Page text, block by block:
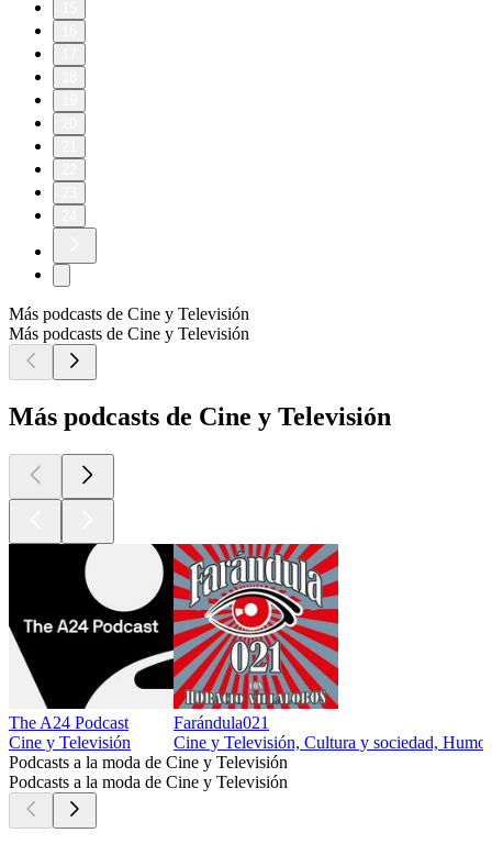
Más podcasts de Cine y Televisión
Más podcasts de Cine y Televisión
Más podcasts de Cine y Televisión
The A24 Podcast
Cine y Televisión
Farándula021
Cine y Televisión, Cultura y sociedad,
Podcasts a la moda de Cine y Televisión
Podcasts a la moda de Cine y Televisión